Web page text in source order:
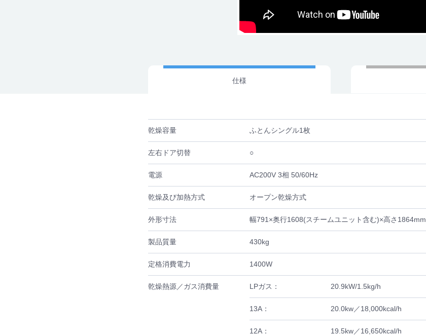
仕様
乾燥容量 ふとんシングル1枚
左右ドア切替 ○
電源 AC200V 3相 50/60Hz
乾燥及び加熱方式 オープン乾燥方式
外形寸法 幅791×奥行1608(スチームユニット含む)×高さ1864mm
製品質量 430kg
定格消費電力 1400W
乾燥熱源／ガス消費量 LPガス： 20.9kW/1.5kg/h
13A： 20.0kw／18,000kcal/h
12A： 19.5kw／16,650kcal/h